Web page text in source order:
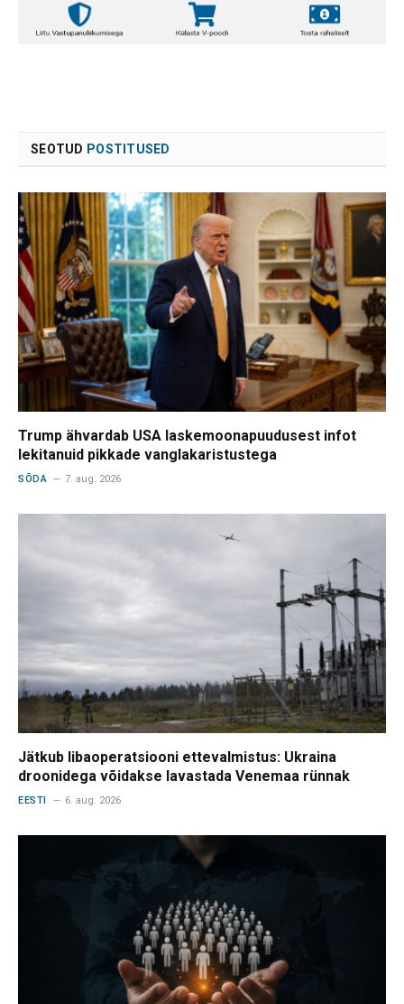
SEOTUD POSTITUSED
Trump ähvardab USA laskemoonapuudusest infot
lekitanuid pikkade vanglakaristustega
SÕDA 7. aug. 2026
Jätkub libaoperatsiooni ettevalmistus: Ukraina
droonidega võidakse lavastada Venemaa rünnak
EESTI 6. aug. 2026